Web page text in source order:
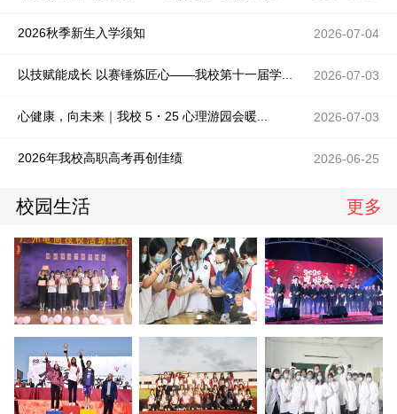
2026秋季新生入学须知 2026-07-04
以技赋能成长 以赛锤炼匠心——我校第十一届学... 2026-07-03
心健康，向未来｜我校 5・25 心理游园会暖... 2026-07-03
2026年我校高职高考再创佳绩 2026-06-25
校园生活 更多